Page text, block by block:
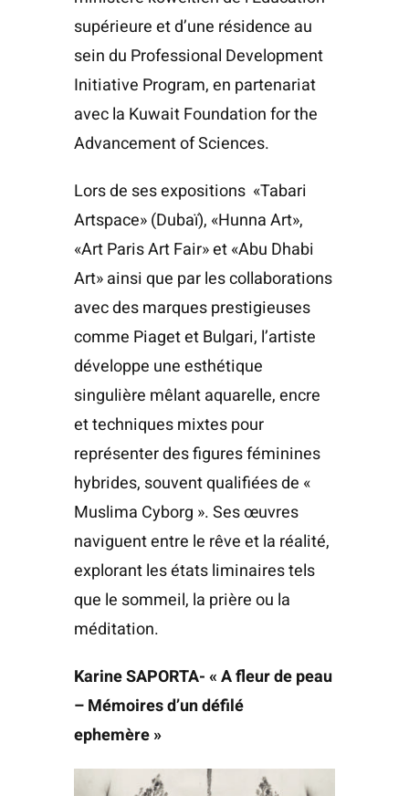
supérieure et d’une résidence au
sein du Professional Development
Initiative Program, en partenariat
avec la Kuwait Foundation for the
Advancement of Sciences.
Lors de ses expositions «Tabari
Artspace» (Dubaï), «Hunna Art»,
«Art Paris Art Fair» et «Abu Dhabi
Art» ainsi que par les collaborations
avec des marques prestigieuses
comme Piaget et Bulgari, l’artiste
développe une esthétique
singulière mêlant aquarelle, encre
et techniques mixtes pour
représenter des figures féminines
hybrides, souvent qualifiées de «
Muslima Cyborg ». Ses œuvres
naviguent entre le rêve et la réalité,
explorant les états liminaires tels
que le sommeil, la prière ou la
méditation.
Karine SAPORTA- « A fleur de peau
– Mémoires d’un défilé
ephemère »